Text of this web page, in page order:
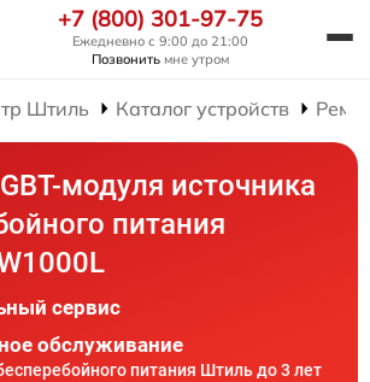
+7 (800) 301-97-75
Ежедневно с 9:00 до 21:00
Позвонить мне утром
Штиль Каталог устройств
модуля источника
питания
сервис
обслуживание
питания Штиль до 3 лет